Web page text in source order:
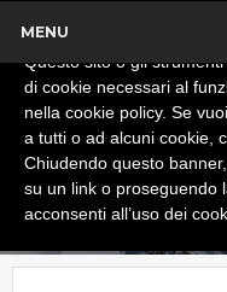
MENU
Informativa
Questo sito o gli
di cookie necessari al
nella cookie policy. Se
a tutti o ad alcuni cookie,
Chiudendo questo
su un link o proseguendo
acconsenti all’uso dei